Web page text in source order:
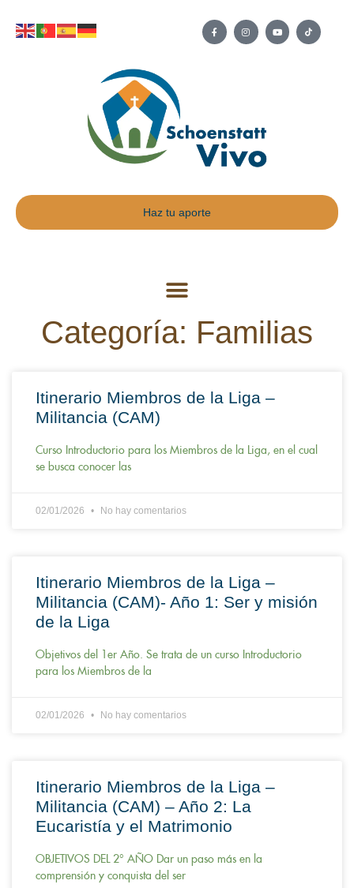
Haz tu aporte
Categoría: Familias
Itinerario Miembros de la Liga –
Militancia (CAM)
Curso Introductorio para los Miembros de la Liga, en el cual
se busca conocer las
02/01/2026 No hay comentarios
Itinerario Miembros de la Liga –
Militancia (CAM)- Año 1: Ser y misión
de la Liga
Objetivos del 1er Año. Se trata de un curso Introductorio
para los Miembros de la
02/01/2026 No hay comentarios
Itinerario Miembros de la Liga –
Militancia (CAM) – Año 2: La
Eucaristía y el Matrimonio
OBJETIVOS DEL 2° AÑO Dar un paso más en la
comprensión y conquista del ser